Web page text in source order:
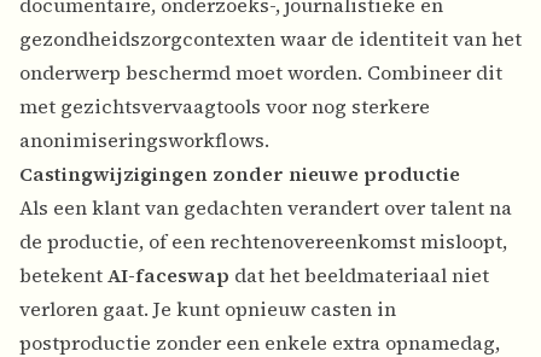
gezondheidszorgcontexten waar de identiteit van het
onderwerp beschermd moet worden. Combineer dit
met gezichtsvervaagtools voor nog sterkere
anonimiseringsworkflows.
Castingwijzigingen zonder nieuwe productie
Als een klant van gedachten verandert over talent na
de productie, of een rechtenovereenkomst misloopt,
betekentAI-faceswap dat het beeldmateriaal niet
verloren gaat. Je kunt opnieuw casten in
postproductie zonder een enkele extra opnamedag,